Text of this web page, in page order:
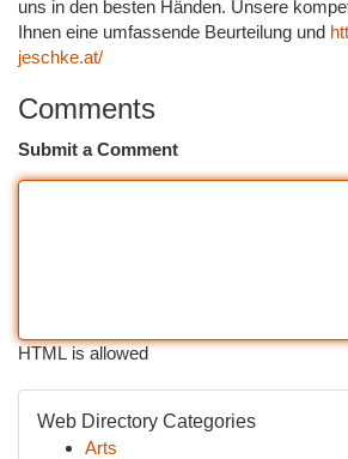
uns in den besten Händen. Unsere
Ihnen eine umfassende Beurteilung und
jeschke.at/
Comments
Submit a Comment
HTML is allowed
Web Directory Categories
Arts